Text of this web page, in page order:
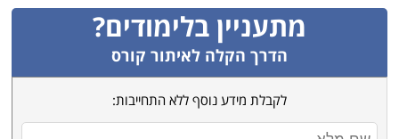
ולפתח את היכולות הנדרשות על מנת להצליח בו. מתעניין בלימודים?
הדרך הקלה לאיתור קורס
לקבלת מידע נוסף ללא התחייבות: